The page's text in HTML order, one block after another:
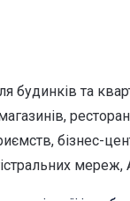
будинків та
бізнес-